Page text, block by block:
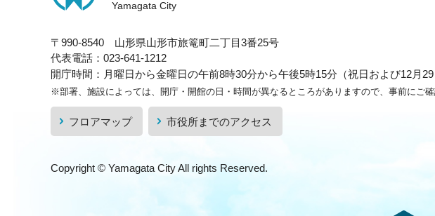
Yamagata City
〒990-8540 山形県山形市旅篭町二丁目3番25号
代表電話：023-641-1212
開庁時間：月曜日から金曜日の午前8時30分から午後5時15分（祝日および12月29
※部署、施設によっては、開庁・開館の日・時間が異なるところがありますので、事前にご確
フロアマップ 市役所までのアクセス
Copyright © Yamagata City All rights Reserved.